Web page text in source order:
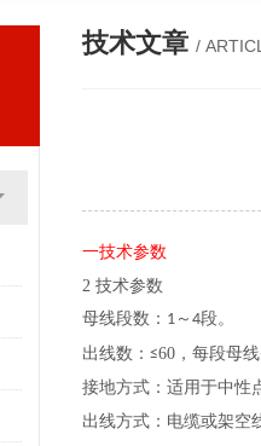
技术文章 /
一技术参数
2 技术参数
母线段数：1～4段。
出线数：≤60 ，每段母
接地方式：适用于中性
出线方式：电缆或架空